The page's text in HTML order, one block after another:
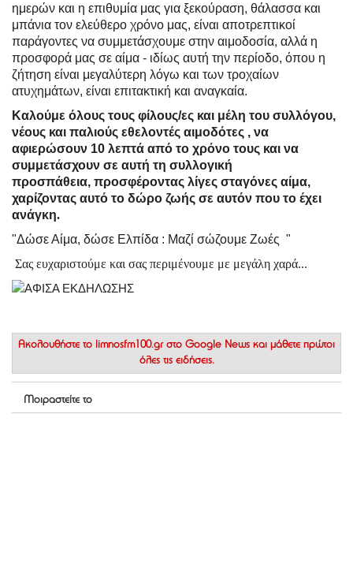
ημερών και η επιθυμία μας για ξεκούραση, θάλασσα και
μπάνια τον ελεύθερο χρόνο μας, είναι αποτρεπτικοί
παράγοντες να συμμετάσχουμε στην αιμοδοσία, αλλά η
προσφορά μας σε αίμα - ιδίως αυτή την περίοδο, όπου η
ζήτηση είναι μεγαλύτερη λόγω και των τροχαίων
ατυχημάτων, είναι επιτακτική και αναγκαία.
Καλούμε όλους τους φίλους/ες και μέλη του συλλόγου,
νέους και παλιούς εθελοντές αιμοδότες , να
αφιερώσουν 10 λεπτά από το χρόνο τους και να
συμμετάσχουν σε αυτή τη συλλογική
προσπάθεια, προσφέροντας λίγες σταγόνες αίμα,
χαρίζοντας αυτό το δώρο ζωής σε αυτόν που το έχει
ανάγκη.
"Δώσε Αίμα, δώσε Ελπίδα : Μαζί σώζουμε Ζωές "
Σας ευχαριστούμε και σας περιμένουμε με μεγάλη χαρά...
Ακολουθήστε το limnosfm100.gr στο Google News και μάθετε πρώτοι
όλες τις ειδήσεις.
Μοιραστείτε το